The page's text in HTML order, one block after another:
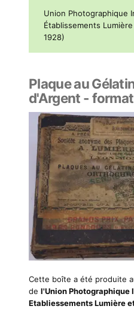
Union Photographique
Établissements
1928)
Plaque au
d'Argent -
Cette boîte a été produite
de l'Union Photographique
Etabliessements Lumière